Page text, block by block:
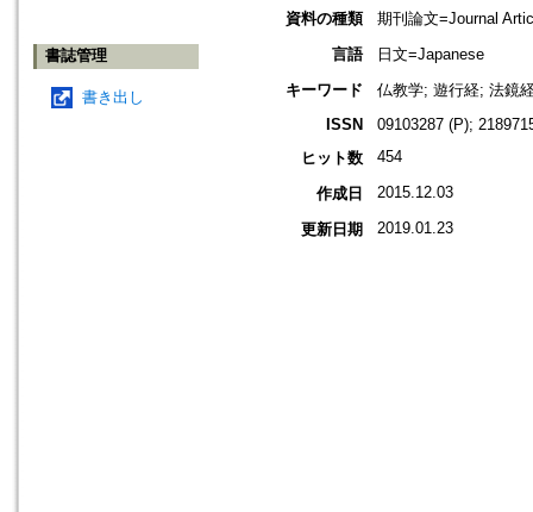
書誌管理
書き出し
資料の種類
期刊論文=Journal
言語
日文=Japanese
キーワード
仏教学; 遊行経; 法鏡
ISSN
09103287 (P);
ヒット数
454
作成日 2015.12.03
更新日期 2019.01.23